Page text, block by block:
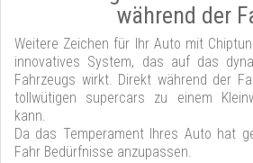
während der
Weitere Zeichen für Ihr Auto mit
innovatives System, das auf das
Fahrzeugs wirkt. Direkt während der
tollwütigen supercars zu einem
kann.
Da das Temperament Ihres Auto hat
Fahr Bedürfnisse anzupassen.